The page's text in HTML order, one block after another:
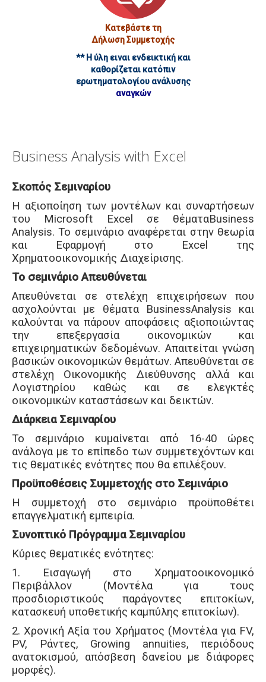
Κατεβάστε τη
Δήλωση Συμμετοχής
** Η ύλη ειναι ενδεικτική και
καθορίζεται κατόπιν
ερωτηματολογίου ανάλυσης
αναγκών
Business Analysis with Excel
Σκοπός Σεμιναρίου
Η αξιοποίηση των μοντέλων και συναρτήσεων
του Microsoft Excel σε θέματαBusiness
Analysis. Το σεμινάριο αναφέρεται στην θεωρία
και Εφαρμογή στο Excel της
Χρηματοοικονομικής Διαχείρισης.
Το σεμινάριο Απευθύνεται
Απευθύνεται σε στελέχη επιχειρήσεων που
ασχολούνται με θέματα BusinessAnalysis και
καλούνται να πάρουν αποφάσεις αξιοποιώντας
την επεξεργασία οικονομικών και
επιχειρηματικών δεδομένων. Απαιτείται γνώση
βασικών οικονομικών θεμάτων. Απευθύνεται σε
στελέχη Οικονομικής Διεύθυνσης αλλά και
Λογιστηρίου καθώς και σε ελεγκτές
οικονομικών καταστάσεων και δεικτών.
Διάρκεια Σεμιναρίου
To σεμινάριο κυμαίνεται από 16-40 ώρες
ανάλογα με το επίπεδο των συμμετεχόντων και
τις θεματικές ενότητες που θα επιλέξουν.
Προϋποθέσεις Συμμετοχής στο Σεμινάριο
Η συμμετοχή στο σεμινάριο προϋποθέτει
επαγγελματική εμπειρία.
Συνοπτικό Πρόγραμμα Σεμιναρίου
Κύριες θεματικές ενότητες:
1. Εισαγωγή στο Χρηματοοικονομικό
Περιβάλλον (Μοντέλα για τους
προσδιοριστικούς παράγοντες επιτοκίων,
κατασκευή υποθετικής καμπύλης επιτοκίων).
2. Χρονική Αξία του Χρήματος (Μοντέλα για FV,
PV, Ράντες, Growing annuities, περιόδους
ανατοκισμού, απόσβεση δανείου με διάφορες
μορφές).